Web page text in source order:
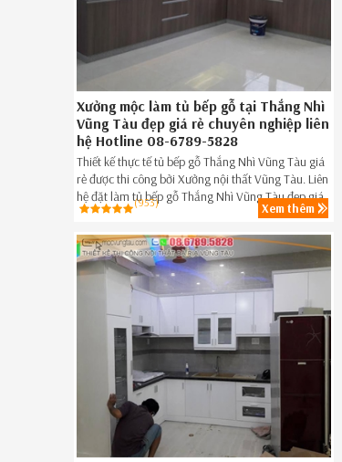
Xưởng mộc làm tủ bếp gỗ tại Thắng Nhì
Vũng Tàu đẹp giá rẻ chuyên nghiệp liên
hệ Hotline 08-6789-5828
Thiết kế thực tế tủ bếp gỗ Thắng Nhì Vũng Tàu giá
rẻ được thi công bởi Xưởng nội thất Vũng Tàu. Liên
hệ đặt làm tủ bếp gỗ Thắng Nhì Vũng Tàu đẹp giá
rẻ,tủ bếp gỗ đẹp giá rẻ Thắng Nhì Vũng Tàu ngay
hôm nay Hotline 08.6789.5828.
(953) Xem thêm